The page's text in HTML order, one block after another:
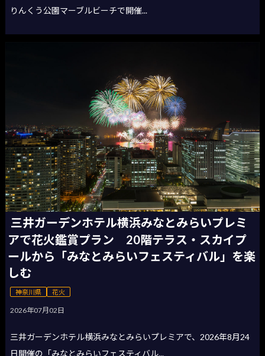
りんくう公園マーブルビーチで開催...
三井ガーデンホテル横浜みなとみらいプレミ
アで花火鑑賞プラン 20階テラス・スカイプ
ールから「みなとみらいフェスティバル」を楽
しむ
神奈川県 花火
2026年07月02日
三井ガーデンホテル横浜みなとみらいプレミアで、2026年8月24
日開催の「みなとみらいフェスティバル...